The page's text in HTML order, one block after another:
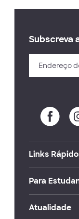
Subscreva
Links
Para
Atualidade